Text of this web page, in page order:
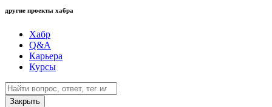
другие проекты хабра
Хабр
Q&A
Карьера
Курсы
Закрыть